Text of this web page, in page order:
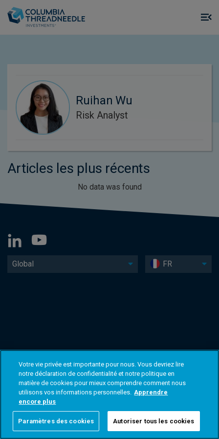
Ruihan Wu
Risk Analyst
Articles les plus récents
No data was found
Global FR
Votre vie privée est importante pour nous. Vous devriez lire
notre déclaration de confidentialité et notre politique en
matière de cookies pour mieux comprendre comment nous
utilisons vos informations personnelles. Apprendre
encore plus
Paramètres des cookies Autoriser tous les cookies